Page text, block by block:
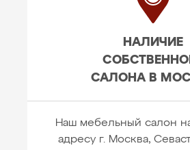
НАЛИЧИЕ
САЛОНА В
Наш мебельный салон
адресу г. Москва,